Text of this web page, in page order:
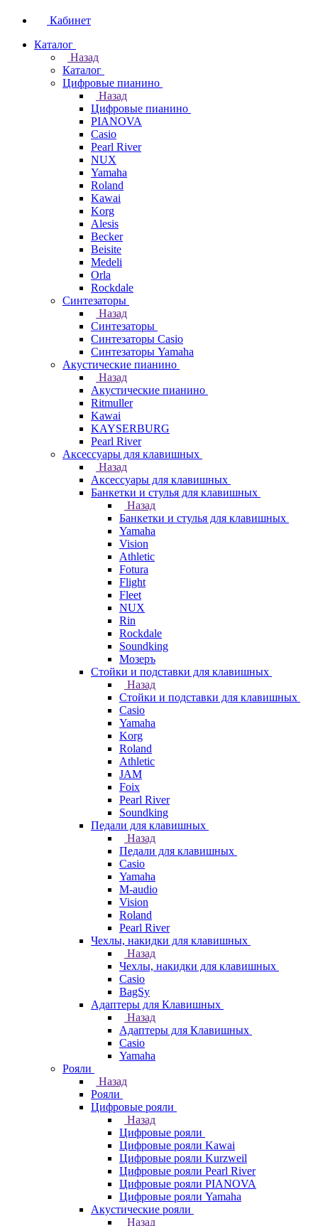
Кабинет
Каталог
Назад
Каталог
Цифровые пианино
Назад
Цифровые пианино
PIANOVA
Casio
Pearl River
NUX
Yamaha
Roland
Kawai
Korg
Alesis
Becker
Beisite
Medeli
Orla
Rockdale
Синтезаторы
Назад
Синтезаторы
Синтезаторы Casio
Синтезаторы Yamaha
Акустические пианино
Назад
Акустические пианино
Ritmuller
Kawai
KAYSERBURG
Pearl River
Аксессуары для клавишных
Назад
Аксессуары для клавишных
Банкетки и стулья для клавишных
Назад
Банкетки и стулья для клавишных
Yamaha
Vision
Athletic
Fotura
Flight
Fleet
NUX
Rin
Rockdale
Soundking
Мозеръ
Стойки и подставки для клавишных
Назад
Стойки и подставки для клавишных
Casio
Yamaha
Korg
Roland
Athletic
JAM
Foix
Pearl River
Soundking
Педали для клавишных
Назад
Педали для клавишных
Casio
Yamaha
M-audio
Vision
Roland
Pearl River
Чехлы, накидки для клавишных
Назад
Чехлы, накидки для клавишных
Casio
BagSy
Адаптеры для Клавишных
Назад
Адаптеры для Клавишных
Casio
Yamaha
Рояли
Назад
Рояли
Цифровые рояли
Назад
Цифровые рояли
Цифровые рояли Kawai
Цифровые рояли Kurzweil
Цифровые рояли Pearl River
Цифровые рояли PIANOVA
Цифровые рояли Yamaha
Акустические рояли
Назад